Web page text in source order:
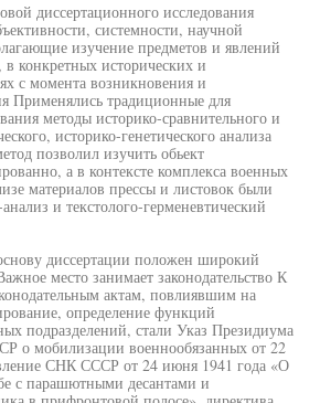
диссертационного исследования
системности, научной
изучение предметов и явлений
конкретных исторических и
с момента возникновения и
Применялись традиционные для
методы историко-сравнительного и
историко-генетического анализа
позволил изучить обьект
а в контексте комплекса военных
материалов прессы и листовок были
и текстолого-герменевтический
диссертации положен широкий
место занимает законодательство К
актам, повлиявшим на
определение функций
подразделений, стали Указ Президиума
о мобилизации военнообязанных от 22
СНК СССР от 24 июня 1941 года «О
с парашютными десантами и